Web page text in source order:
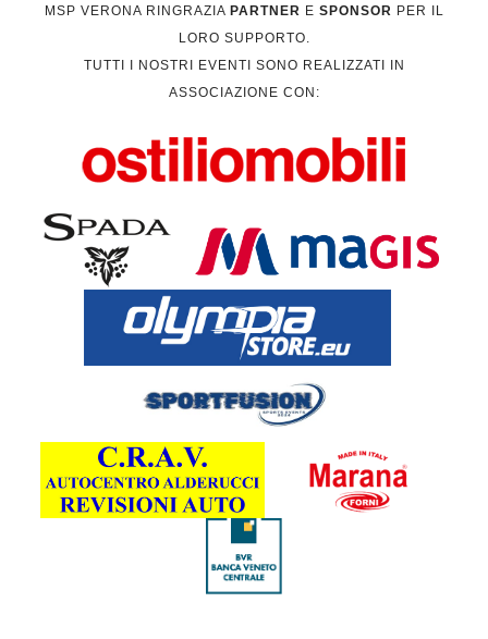
MSP VERONA RINGRAZIA PARTNER E SPONSOR PER IL
LORO SUPPORTO.
TUTTI I NOSTRI EVENTI SONO REALIZZATI IN
ASSOCIAZIONE CON: